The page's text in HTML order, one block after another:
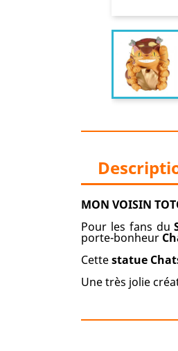
MON VOISIN
Pour les fans du
porte-bonheur
Cettestatue
Une très jolie